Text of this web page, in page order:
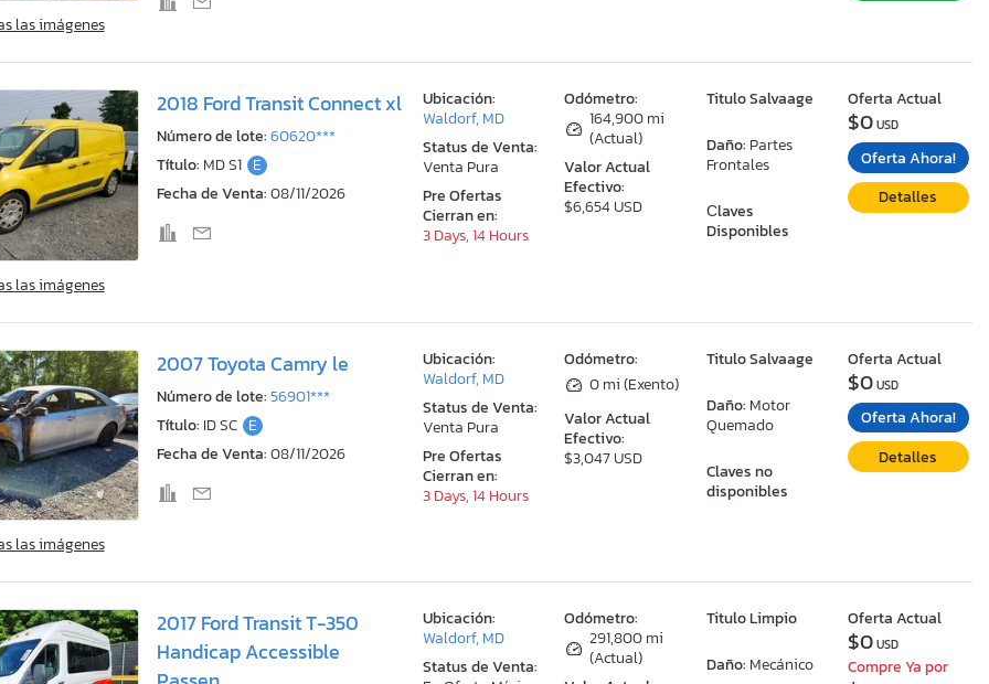
las imágenes
las imágenes
2018 Ford Transit Connect xl
Número de lote:60620***
Título: MD S1 E
Fecha de Venta:08/11/2026
Odómetro:
164,900 mi
(Actual)
Valor Actual
Efectivo:
$6,654 USD
Titulo Salvaage
Daño: Partes
Frontales
Сlaves
Disponibles
Ubicación:
Waldorf, MD
Status de Venta:
Venta Pura
Pre Ofertas
Cierran en:
3 Days, 14 Hours
Oferta Actual
$0USD
Oferta Ahora!
Detalles
las imágenes
2007 Toyota Camry le
Número de lote:56901***
Título: ID SC E
Fecha de Venta:08/11/2026
Odómetro:
0 mi (Exento)
Valor Actual
Efectivo:
$3,047 USD
Titulo Salvaage
Daño: Motor
Quemado
Claves no
disponibles
Ubicación:
Waldorf, MD
Status de Venta:
Venta Pura
Pre Ofertas
Cierran en:
3 Days, 14 Hours
Oferta Actual
$0USD
Oferta Ahora!
Detalles
2017 Ford Transit T-350
Handicap Accessible
Odómetro:
291,800 mi
(Actual)
Titulo Limpio
Daño: Mecánico
Ubicación:
Waldorf, MD
Status de Venta:
Oferta Actual
$0USD
Compre Ya por